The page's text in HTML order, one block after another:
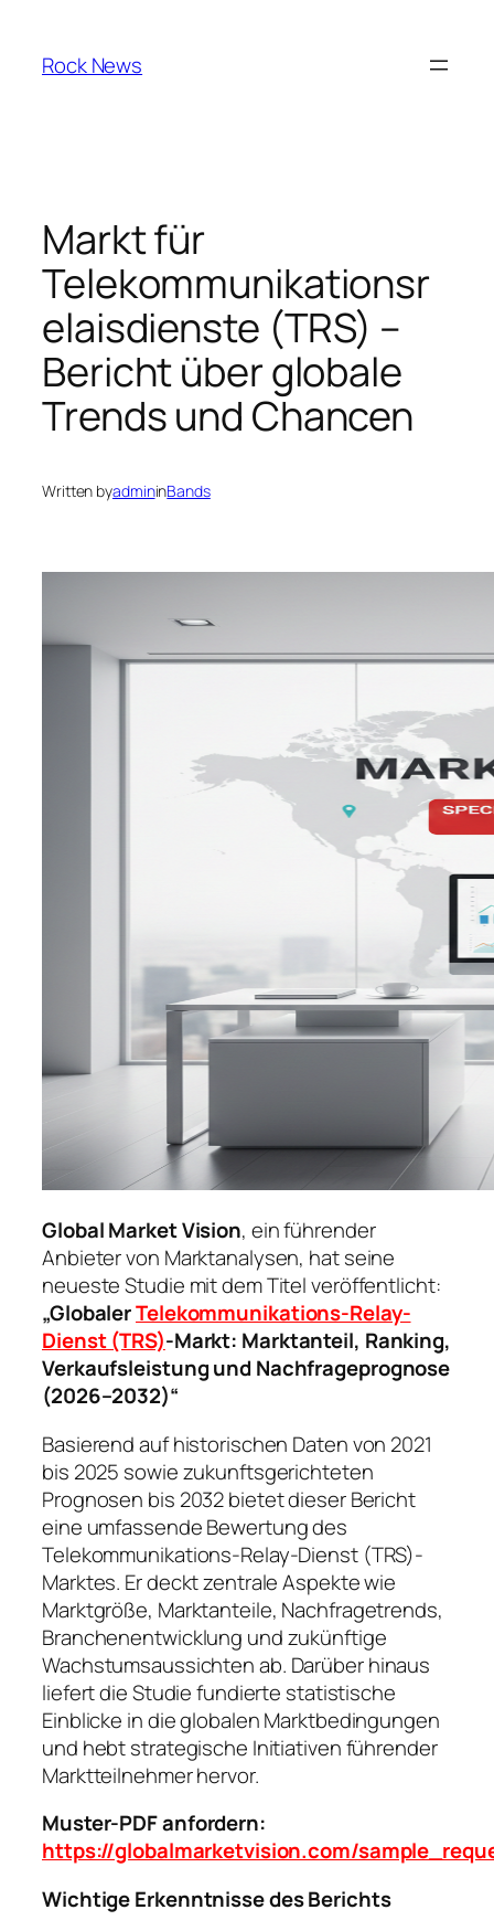
content
Rock News
Markt für
Telekommunikationsr
elaisdienste (TRS) –
Bericht über globale
Trends und Chancen
Written byadmininBands
Global Market Vision, ein führender
Anbieter von Marktanalysen, hat seine
neueste Studie mit dem Titel veröffentlicht:
„GlobalerTelekommunikations-Relay-
Dienst (TRS)-Markt: Marktanteil, Ranking,
Verkaufsleistung und Nachfrageprognose
(2026–2032)“
Basierend auf historischen Daten von 2021
bis 2025 sowie zukunftsgerichteten
Prognosen bis 2032 bietet dieser Bericht
eine umfassende Bewertung des
Telekommunikations-Relay-Dienst (TRS)-
Marktes. Er deckt zentrale Aspekte wie
Marktgröße, Marktanteile, Nachfragetrends,
Branchenentwicklung und zukünftige
Wachstumsaussichten ab. Darüber hinaus
liefert die Studie fundierte statistische
Einblicke in die globalen Marktbedingungen
und hebt strategische Initiativen führender
Marktteilnehmer hervor.
Muster-PDF anfordern:
https://globalmarketvision.com/
Wichtige Erkenntnisse des Berichts